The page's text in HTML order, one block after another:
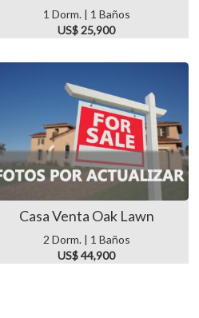
1 Dorm. | 1 Baños
US$ 25,900
Casa Venta Oak Lawn
2 Dorm. | 1 Baños
US$ 44,900